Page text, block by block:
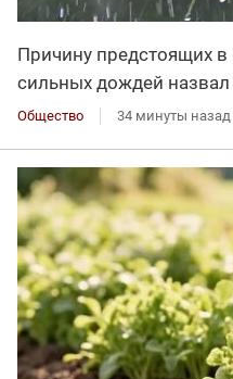
Причину предстоящих
сильных дождей назвал
Общество 34 минуты назад